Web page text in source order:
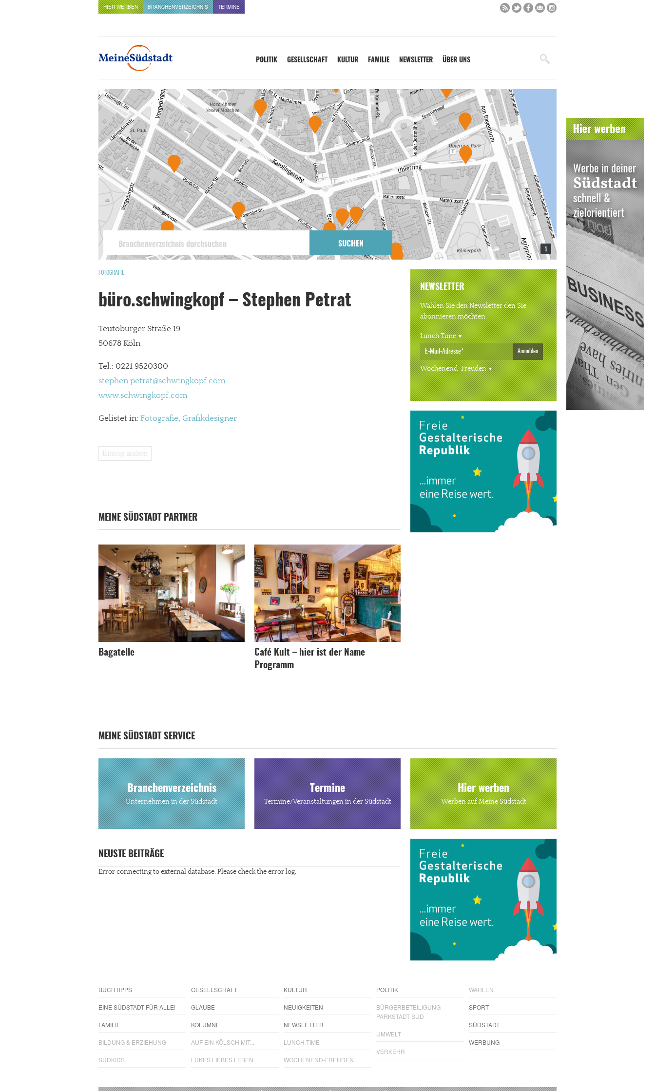
HIER WERBEN BRANCHENVERZEICHNIS TERMINE
POLITIK GESELLSCHAFT KULTUR FAMILIE NEWSLETTER ÜBER UNS
SUCHEN
i
FOTOGRAFIE
büro.schwingkopf – Stephen Petrat
Teutoburger Straße 19
50678 Köln
Tel.: 0221 9520300
stephen.petrat@schwingkopf.com
www.schwingkopf.com
Gelistet in: Fotografie, Grafikdesigner
Eintrag ändern
MEINE SÜDSTADT PARTNER
Bagatelle
Café Kult – hier ist der Name
Programm
NEWSLETTER
Wählen Sie den Newsletter den Sie
abonnieren möchten.
Lunch Time
Anmelden
Wochenend-Freuden
MEINE SÜDSTADT SERVICE
Branchenverzeichnis
Unternehmen in der Südstadt
Termine
Termine/Veranstaltungen in der Südstadt
Hier werben
Werben auf Meine Südstadt
NEUSTE BEITRÄGE
Error connecting to external database. Please check the error log.
BUCHTIPPS
EINE SÜDSTADT FÜR ALLE!
FAMILIE
BILDUNG & ERZIEHUNG
SÜDKIDS
GESELLSCHAFT
GLAUBE
KOLUMNE
AUF EIN KÖLSCH MIT...
LÜKES LIEBES LEBEN
KULTUR
NEUIGKEITEN
NEWSLETTER
LUNCH TIME
WOCHENEND-FREUDEN
POLITIK
BÜRGERBETEILIGUNG
PARKSTADT SÜD
UMWELT
VERKEHR
WAHLEN
SPORT
SÜDSTADT
WERBUNG